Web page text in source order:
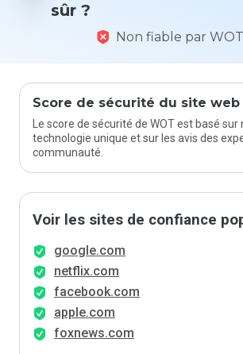
sûr ?
Non fiable par WOT
Score de sécurité du site web
Le score de sécurité de WOT est basé sur
technologie unique et sur les avis des
communauté.
Voir les sites de confiance
google.com
netflix.com
facebook.com
apple.com
foxnews.com